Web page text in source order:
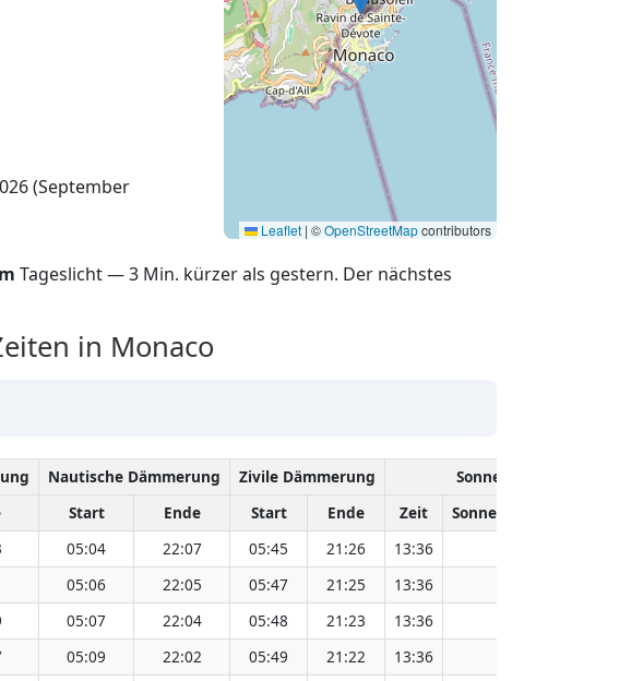
(September
Leaflet | ©OpenStreetMapcontributors
Tageslicht — 3 Min. kürzer als gestern. Der nächstes
in Monaco
Nautische Dämmerung Zivile Dämmerung
Sonnenhöchststand
Start Ende Start Ende Zeit
Sonnenentfernung (Mio.
05:04 22:07 05:45 21:26 13:36
05:06 22:05 05:47 21:25 13:36
05:07 22:04 05:48 21:23 13:36
05:09 22:02 05:49 21:22 13:36